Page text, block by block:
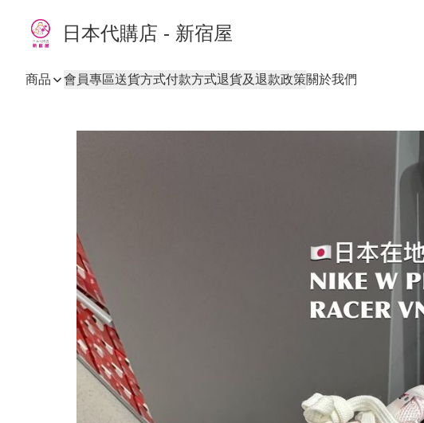
日本代購店 - 新宿屋
商品 會員專區送貨方式付款方式退貨及退款政策關於我們